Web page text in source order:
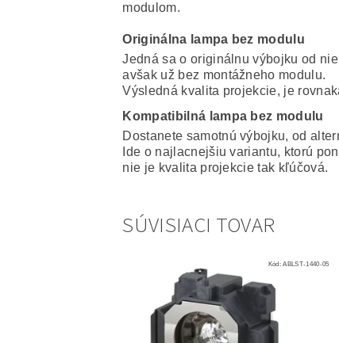
modulom.
Originálna lampa bez modulu
Jedná sa o originálnu výbojku od
avšak už bez montážneho modulu.
Výsledná kvalita projekcie, je
Kompatibilná lampa bez modulu
Dostanete samotnú výbojku, od
Ide o najlacnejšiu variantu, ktorú
nie je kvalita projekcie tak kľúčová.
SÚVISIACI TOVAR
Kód:ABLST-1440-05